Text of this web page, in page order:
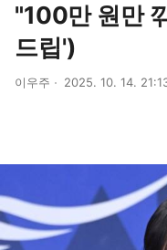
"100만 원만
드립')
이우주 2025. 10. 14.